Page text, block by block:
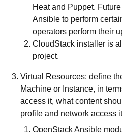
Heat and Puppet.
Ansible to perform
operators perform their
CloudStack installer is
project.
Virtual Resources: define
Machine or Instance, in
access it, what content
profile and network access
OpenStack Ansible